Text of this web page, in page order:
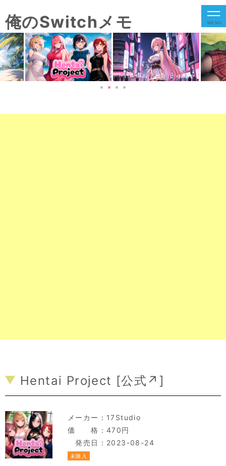
俺のSwitchメモ MENU
Hentai Project [公式↗ ]
メーカー： 17Studio
価 格：470円
発売日：2023-08-24
未購入